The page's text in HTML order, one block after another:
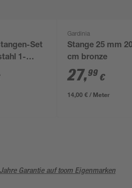
Set
1-
Gardinia
Stange 25 mm
cm bronze
27,99 €
14,00 € / Meter
Garantie auf toom Eigenmarken